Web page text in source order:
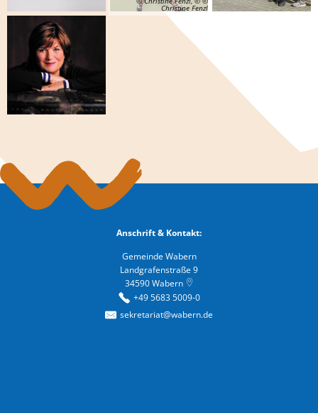
Christine Fenzl
Anschrift & Kontakt:
Gemeinde Wabern
Landgrafenstraße 9
34590 Wabern
+49 5683 5009-0
sekretariat@wabern.de